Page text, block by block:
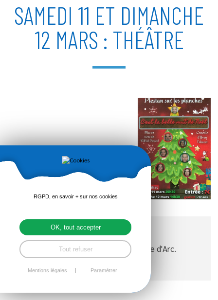
SAMEDI 11 ET DIMANCHE
12 MARS : THÉÂTRE
Organisé au profit de l'école Jeanne d'Arc.
RGPD, en savoir + sur nos cookies
OK, tout accepter
Tout refuser
Mentions légales Paramétrer